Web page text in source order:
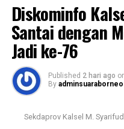
Diskominfo
Santai dengan
Jadi ke-76
Published 2 hari ago
By adminsuaraborneo
Sekdaprov Kalsel M.